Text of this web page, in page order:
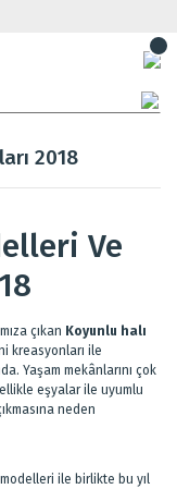
2018
Ve
çıkan Koyunlu halı
kreasyonları ile
Yaşam mekânlarını çok
eşyalar ile uyumlu
neden
ile birlikte bu yıl